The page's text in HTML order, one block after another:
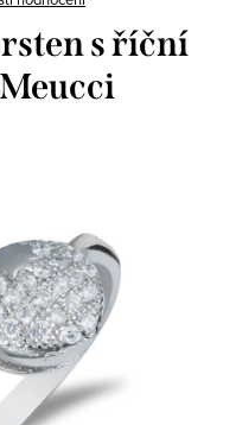
s říční